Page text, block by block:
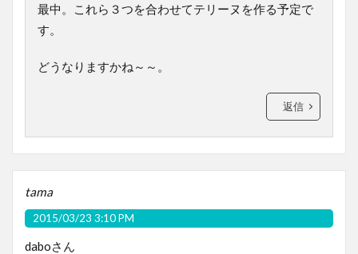
最中。これら３つを合わせてテリーヌを作る予定で
す。
どうなりますかね～～。
返信
tama
2015/03/23 3:10 PM
daboさん